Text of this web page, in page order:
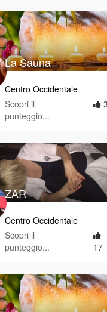
La Sauna
Centro Occidentale
Scopri il
punteggio...
ZAR
Centro Occidentale
Scopri il
punteggio...
17